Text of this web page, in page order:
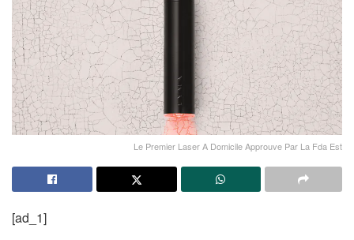
Le Premier Laser A Domicile Approuve Par La Fda Est
[ad_1]